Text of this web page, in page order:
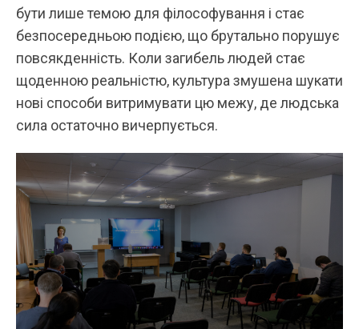
бути лише темою для філософування і стає
безпосередньою подією, що брутально порушує
повсякденність. Коли загибель людей стає
щоденною реальністю, культура змушена шукати
нові способи витримувати цю межу, де людська
сила остаточно вичерпується.